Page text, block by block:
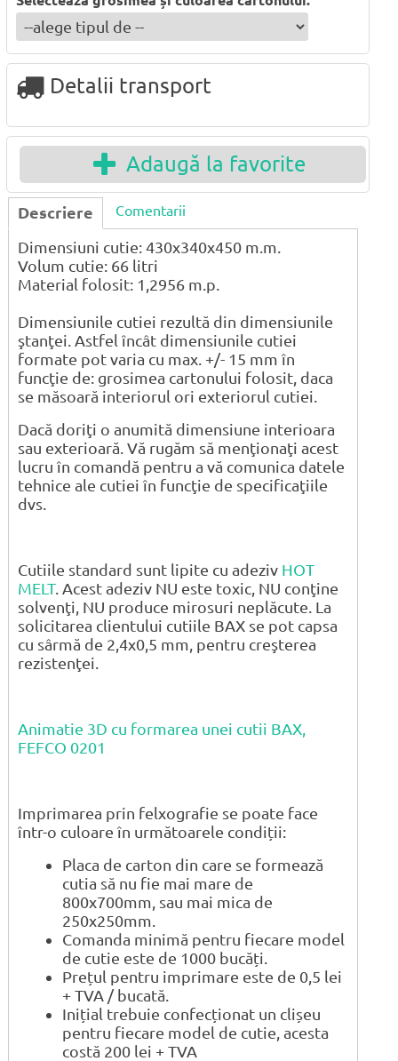
Detalii transport
Adaugă la favorite
Descriere Comentarii
Dimensiuni cutie: 430x340x450 m.m.
Volum cutie: 66 litri
Material folosit: 1,2956 m.p.
Dimensiunile cutiei rezultă din dimensiunile
ştanţei. Astfel încât dimensiunile cutiei
formate pot varia cu max. +/- 15 mm în
funcţie de: grosimea cartonului folosit, daca
se măsoară interiorul ori exteriorul cutiei.
Dacă doriţi o anumită dimensiune interioara
sau exterioară. Vă rugăm să menţionaţi acest
lucru în comandă pentru a vă comunica datele
tehnice ale cutiei în funcţie de specificaţiile
dvs.
Cutiile standard sunt lipite cu adeziv HOT
MELT. Acest adeziv NU este toxic, NU conţine
solvenţi, NU produce mirosuri neplăcute. La
solicitarea clientului cutiile BAX se pot capsa
cu sârmă de 2,4x0,5 mm, pentru creşterea
rezistenţei.
Animatie 3D cu formarea unei cutii BAX,
FEFCO 0201
Imprimarea prin felxografie se poate face
într-o culoare în următoarele condiții:
Placa de carton din care se formează
cutia să nu fie mai mare de
800x700mm, sau mai mica de
250x250mm.
Comanda minimă pentru fiecare model
de cutie este de 1000 bucăți.
Prețul pentru imprimare este de 0,5 lei
+ TVA / bucată.
Inițial trebuie confecționat un clișeu
pentru fiecare model de cutie, acesta
costă 200 lei + TVA